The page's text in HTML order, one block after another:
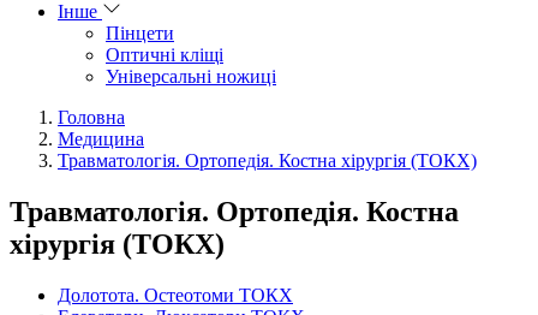
Інше
Пінцети
Оптичні кліщі
Універсальні ножиці
Головна
Медицина
Травматологія. Ортопедія. Костна хірургія (ТОКХ)
Травматологія. Ортопедія. Костна
хірургія (ТОКХ)
Долотота. Остеотоми ТОКХ